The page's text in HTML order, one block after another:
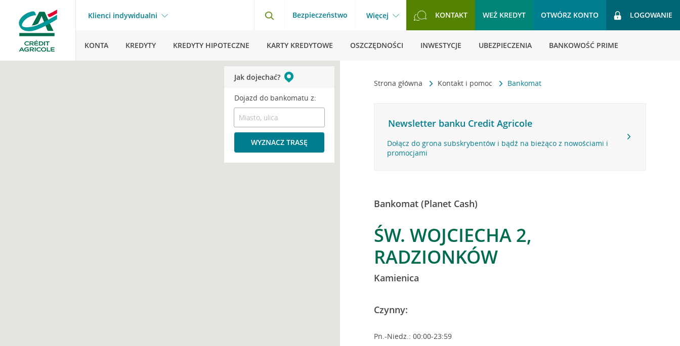
Klienci indywidualni Bezpieczeństwo Więcej KONTAKT WEŹ KREDYT OTWÓRZ KONTO LOGOWANIE
KONTA KREDYTY KREDYTY HIPOTECZNE KARTY KREDYTOWE OSZCZĘDNOŚCI INWESTYCJE UBEZPIECZENIA BANKOWOŚĆ PRIME
Strona główna Kontakt i pomoc Bankomat
Newsletter banku Credit Agricole
Dołącz do grona subskrybentów i bądź na bieżąco z nowościami i
promocjami
Bankomat (Planet Cash)
ŚW. WOJCIECHA 2,
RADZIONKÓW
Kamienica
Czynny:
Pn.-Niedz.: 00:00-23:59
Jak dojechać?
Dojazd do bankomatu z:
WYZNACZ TRASĘ